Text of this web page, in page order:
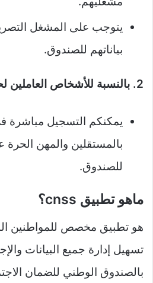
يتوجب على المشغل
بياناتهم للصندوق.
2. بالنسبة للأشخاص العاملين لحسابهم الخاص:
يمكنكم التسجيل مباشرة
بالمستقلين والمهن الحرة
للصندوق.
ماهو تطبيق cnss؟
هو تطبيق مخصص للمواطنين
تسهيل إدارة جميع البيانات